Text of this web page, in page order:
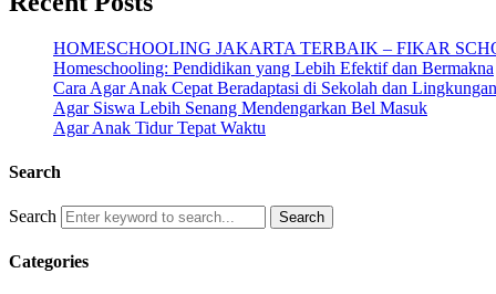
HOMESCHOOLING JAKARTA TERBAIK – FIKAR
Homeschooling: Pendidikan yang Lebih Efektif dan Bermakna
Cara Agar Anak Cepat Beradaptasi di Sekolah dan
Agar Siswa Lebih Senang Mendengarkan Bel Masuk
Agar Anak Tidur Tepat Waktu
Search
Search
Categories